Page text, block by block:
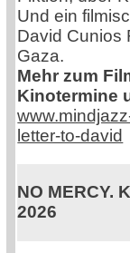
Und ein
David Cunios
Gaza.
Mehr zum
Kinotermine
letter-to-david
NO MERCY.
2026